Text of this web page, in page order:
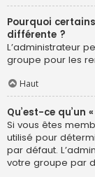
Pourquoi
différente ?
L’administrateur
groupe pour les
Haut
Qu’est-ce qu’un
Si vous êtes
utilisé pour
par défaut.
votre groupe par